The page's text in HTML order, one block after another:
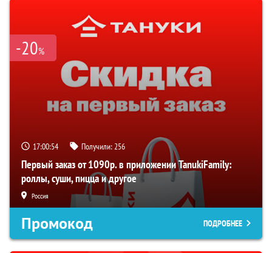
-20%
17:00:54 Получили:256
Первый заказ от 1090р. в приложении TanukiFamily:
роллы, суши, пицца и другое
Россия
Промокод ПОДРОБНЕЕ